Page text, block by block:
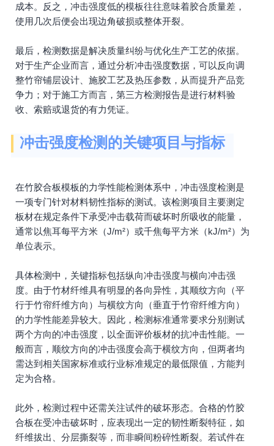
成本。反之，冲击强度低的模板往往意味着胶合质量差，
使用几次后便会出现边角破损或整体开裂。
最后，检测数据是解决质量纠纷与优化生产工艺的依据。
对于生产企业而言，通过分析冲击强度数据，可以反向调
整竹帘铺层设计、施胶工艺及热压参数，从而提升产品竞
争力；对于施工方而言，第三方检测报告是进行材料验
收、索赔或退货的有力凭证。
冲击强度检测的关键项目与指标
在竹胶合板模板的力学性能检测体系中，冲击强度检测是
一项专门针对材料韧性指标的测试。该检测项目主要测定
板材在规定条件下承受冲击载荷而破坏时所吸收的能量，
通常以焦耳每平方米（J/m²）或千焦每平方米（kJ/m²）为
单位表示。
具体检测中，关键指标包括纵向冲击强度与横向冲击强
度。由于竹材纤维具有明显的各向异性，其顺纹方向（平
行于竹帘纤维方向）与横纹方向（垂直于竹帘纤维方向）
的力学性能差异较大。因此，检测标准通常要求分别测试
两个方向的冲击强度，以全面评价板材的抗冲击性能。一
般而言，顺纹方向的冲击强度会高于横纹方向，但两者均
需达到相关国家标准或行业标准规定的最低限值，方能判
定为合格。
此外，检测过程中还需关注试件的破坏形态。合格的竹胶
合板在受冲击破坏时，应表现出一定的韧性断裂特征，如
纤维拔出、分层撕裂等，而非瞬间粉碎性断裂。若试件在